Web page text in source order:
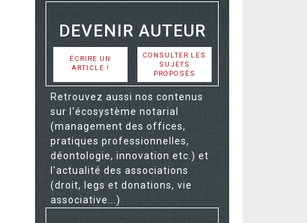
DEVENIR AUTEUR
ÉCRIRE UN
ARTICLE !
CONSULTER LES
SUJETS
PROPOSÉS
Retrouvez aussi nos contenus
sur l'écosystème notarial
(management des offices,
pratiques professionnelles,
déontologie, innovation etc.) et
l'actualité des associations
(droit, legs et donations, vie
associative...)